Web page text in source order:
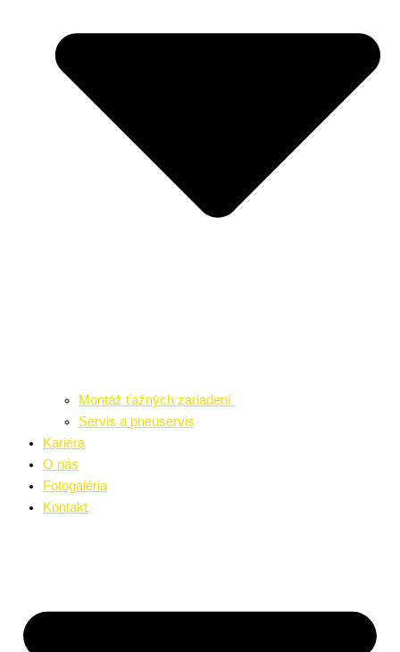
Montáž ťažných zariadení
Servis a pneuservis
Kariéra
O nás
Fotogaléria
Kontakt